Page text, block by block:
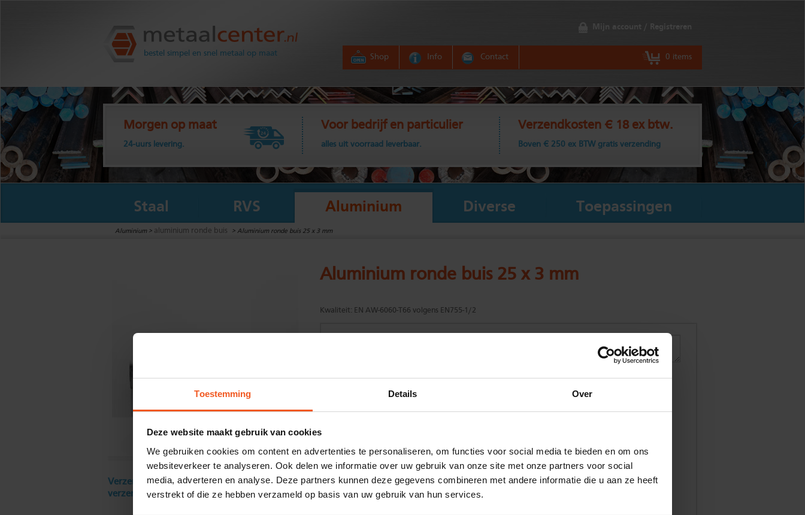
Toestemming Details Over
Deze website maakt gebruik van cookies
We gebruiken cookies om content en advertenties te personaliseren, om functies voor social media te bieden en om ons
websiteverkeer te analyseren. Ook delen we informatie over uw gebruik van onze site met onze partners voor social
media, adverteren en analyse. Deze partners kunnen deze gegevens combineren met andere informatie die u aan ze heeft
verstrekt of die ze hebben verzameld op basis van uw gebruik van hun services.
Metaalcenter.nl
bestel simpel en snel metaal op maat
Mijn account / Registreren
Shop Info Contact 0 items
Morgen op maat
24-uurs levering.
Voor bedrijf en particulier
alles uit voorraad leverbaar.
Verzendkosten € 18 ex btw.
Boven € 250 ex BTW gratis verzending
Staal RVS Aluminium Diverse Toepassingen
Aluminium > aluminium ronde buis > Aluminium ronde buis 25 x 3 mm
Verzendkosten € 18 excl. BTW, gratis
verzending vanaf € 250 excl. BTW
Aluminium ronde buis 25 x 3 mm
Kwaliteit: EN AW-6060-T66 volgens EN755-1/2
Gewenste
mm
Materiaalkosten
0,00